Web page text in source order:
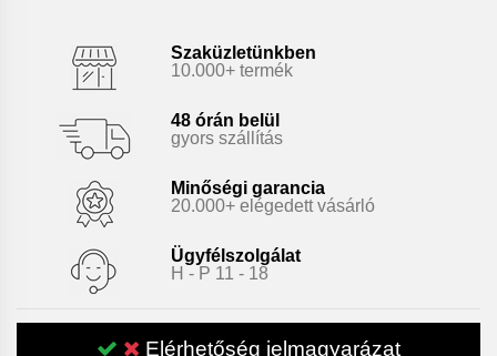
Szaküzletünkben
10.000+ termék
48 órán belül
gyors szállítás
Minőségi garancia
20.000+ elégedett vásárló
Ügyfélszolgálat
H - P 11 - 18
Elérhetőség jelmagyarázat